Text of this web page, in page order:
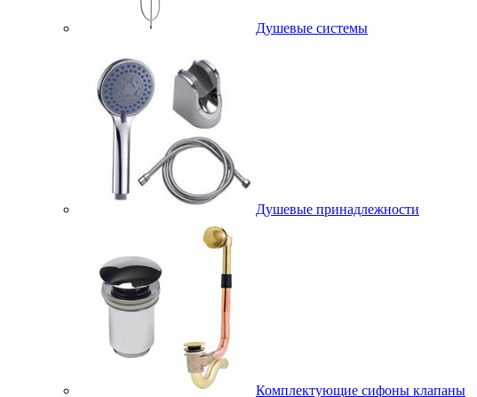
Душевые системы
Душевые принадлежности
Комплектующие сифоны клапаны